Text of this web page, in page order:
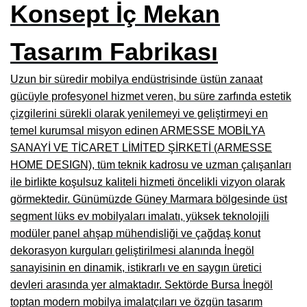
Burdur Mobilya İmalatçıları, Fabrikaları, Mağazaları
Eskişehir Mobilyacılar, Mobilya Mağazaları, Firmaları
Isparta Mobilyacılar, Mobilya Mağazaları, Fabrikaları
Çankırı Mobilyacılar, Mobilya Mağazaları, İmalatçıları
Mersin Mobilyacılar, Mobilya Mağazaları, Üreticileri
Antalya Mobilyacıları, Mobilya Mağazaları, Firmaları
Bolu Mobilyacılar, Mobilya Mağazaları, İmalatçıları
Kırklareli Mobilyacılar, Mobilya Firmaları, Mağazaları
Muğla Mobilyacılar, Mobilya Mağazaları, İmalatçıları
Kastamonu Mobilya Mağazaları, Firmaları
Sakarya Mobilyacılar, Mobilya Mağazaları, İmalatçıları
Konsept İç Mekan
Tasarım Fabrikası
Uzun bir süredir mobilya endüstrisinde üstün zanaat
gücüyle profesyonel hizmet veren, bu süre zarfında estetik
çizgilerini sürekli olarak yenilemeyi ve geliştirmeyi en
temel kurumsal misyon edinen ARMESSE MOBİLYA
SANAYİ VE TİCARET LİMİTED ŞİRKETİ (ARMESSE
HOME DESIGN), tüm teknik kadrosu ve uzman çalışanları
ile birlikte koşulsuz kaliteli hizmeti öncelikli vizyon olarak
görmektedir. Günümüzde Güney Marmara bölgesinde üst
segment lüks ev mobilyaları imalatı, yüksek teknolojili
modüler panel ahşap mühendisliği ve çağdaş konut
dekorasyon kurguları geliştirilmesi alanında İnegöl
sanayisinin en dinamik, istikrarlı ve en saygın üretici
devleri arasında yer almaktadır. Sektörde Bursa İnegöl
toptan modern mobilya imalatçıları ve özgün tasarım